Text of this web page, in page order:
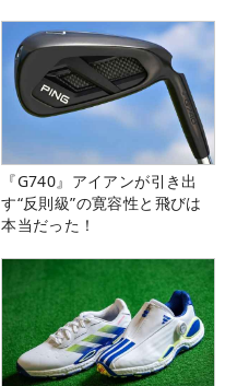
『G740』アイアンが引き出
す“反則級”の寛容性と飛びは
本当だった！